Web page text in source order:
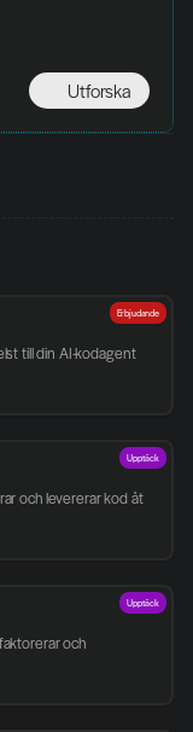
Utforska
till din AI-kodagent
Erbjudande
och levererar kod åt
Upptäck
och
Upptäck